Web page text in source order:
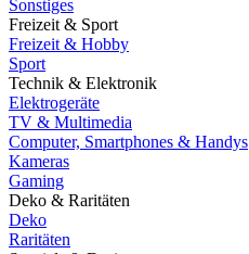
Sonstiges
Freizeit & Sport
Freizeit & Hobby
Sport
Technik & Elektronik
Elektrogeräte
TV & Multimedia
Computer, Smartphones & Handys
Kameras
Gaming
Deko & Raritäten
Deko
Raritäten